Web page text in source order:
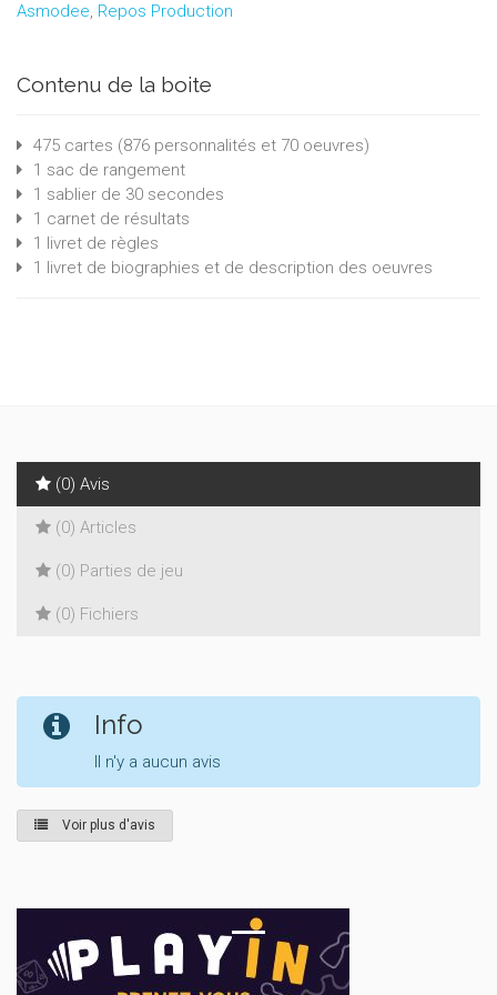
Asmodee, Repos Production
Contenu de la boite
475 cartes (876 personnalités et 70 oeuvres)
1 sac de rangement
1 sablier de 30 secondes
1 carnet de résultats
1 livret de règles
1 livret de biographies et de description des oeuvres
(0) Avis
(0) Articles
(0) Parties de jeu
(0) Fichiers
Info
Il n'y a aucun avis
Voir plus d'avis